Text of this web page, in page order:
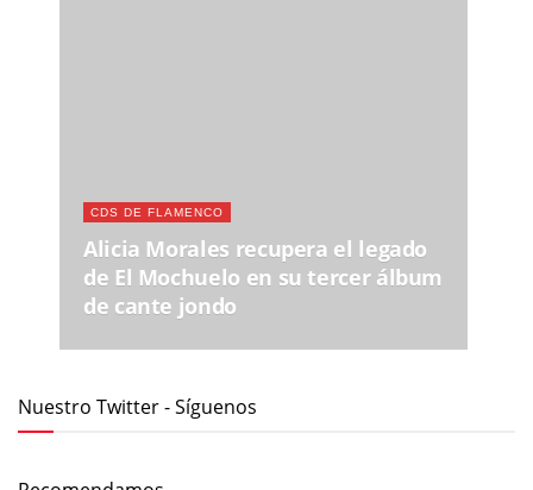
CDS DE FLAMENCO
Alicia Morales recupera el legado
de El Mochuelo en su tercer álbum
de cante jondo
Nuestro Twitter - Síguenos